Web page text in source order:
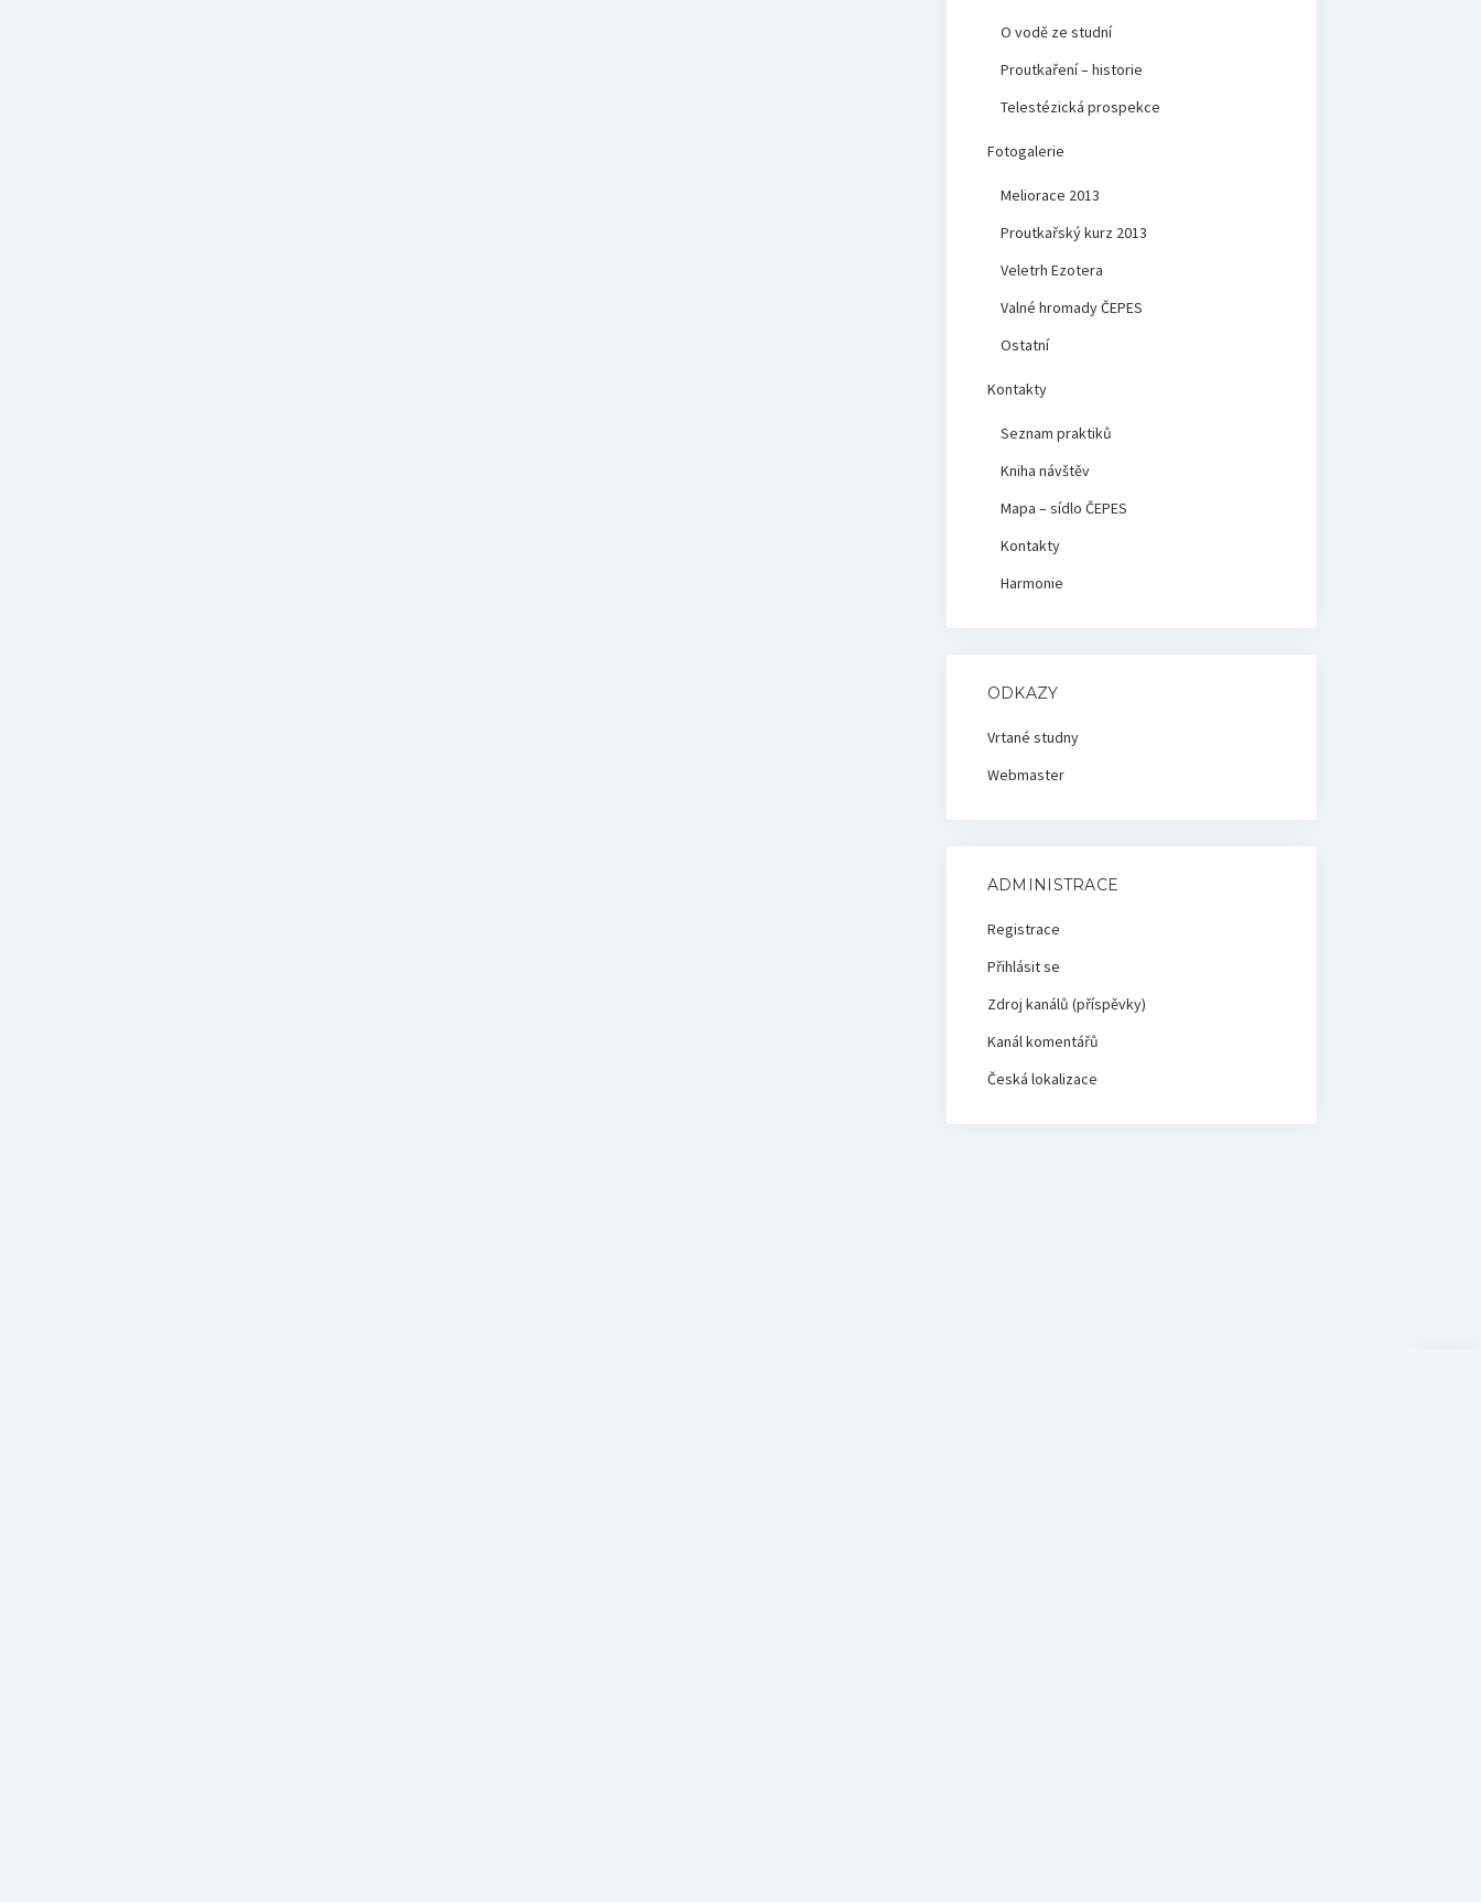
O vodě ze studní
Proutkaření – historie
Telestézická prospekce
Fotogalerie
Meliorace 2013
Proutkařský kurz 2013
Veletrh Ezotera
Valné hromady ČEPES
Ostatní
Kontakty
Seznam praktiků
Kniha návštěv
Mapa – sídlo ČEPES
Kontakty
Harmonie
ODKAZY
Vrtané studny
Webmaster
ADMINISTRACE
Registrace
Přihlásit se
Zdroj kanálů (příspěvky)
Kanál komentářů
Česká lokalizace